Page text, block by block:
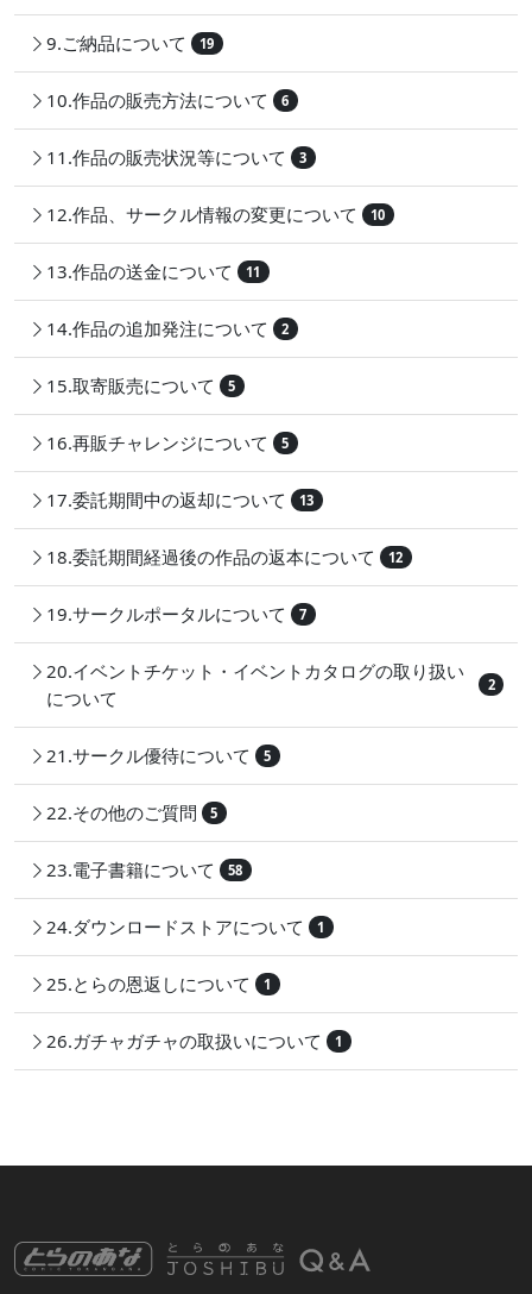
9.ご納品について 19
10.作品の販売方法について 6
11.作品の販売状況等について 3
12.作品、サークル情報の変更について 10
13.作品の送金について 11
14.作品の追加発注について 2
15.取寄販売について 5
16.再販チャレンジについて 5
17.委託期間中の返却について 13
18.委託期間経過後の作品の返本について 12
19.サークルポータルについて 7
20.イベントチケット・イベントカタログの取り扱い
について
2
21.サークル優待について 5
22.その他のご質問 5
23.電子書籍について 58
24.ダウンロードストアについて 1
25.とらの恩返しについて 1
26.ガチャガチャの取扱いについて 1